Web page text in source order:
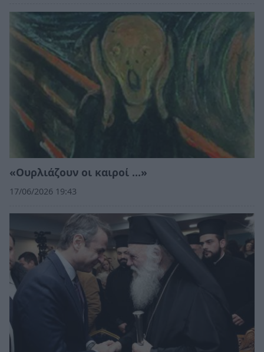
«Ουρλιάζουν οι καιροί …»
17/06/2026 19:43